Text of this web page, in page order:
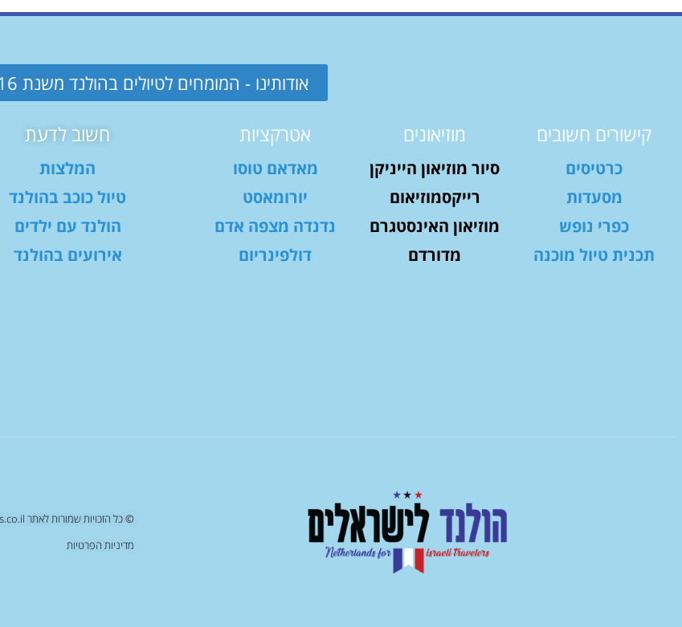
אודותינו - המומחים לטיולים בהולנד משנת 2016
קישורים חשובים
כרטיסים
מסעדות
כפרי נופש
תכנית טיול מוכנה
מוזיאונים
סיור מוזיאון הייניקן
רייקסמוזיאום
מוזיאון האינסטגרם
מדורדם
אטרקציות
מאדאם טוסו
יורומאסט
נדנדה מצפה אדם
דולפינריום
חשוב לדעת
המלצות
טיול כוכב בהולנד
הולנד עם ילדים
אירועים בהולנד
© כל הזכויות שמורות לאתר netherlands.co.il , העתקה/שכפול של תוכן האתר יחשב כעבירה על החוק
מדיניות הפרטיות